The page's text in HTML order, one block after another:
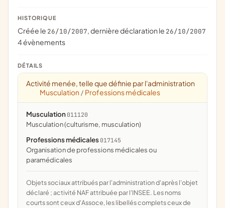
HISTORIQUE
Créée le 26/10/2007, dernière déclaration le 26/10/2007
4 évènements
DÉTAILS
Activité menée, telle que définie par l'administration
Musculation / Professions médicales
Musculation 011120
Musculation (culturisme, musculation)
Professions médicales 017145
organisation de professions médicales ou
paramédicales
Objets sociaux attribués par l'administration d'après l'objet
déclaré ; activité NAF attribuée par l'INSEE. Les noms
courts sont ceux d'Assoce, les libellés complets ceux de